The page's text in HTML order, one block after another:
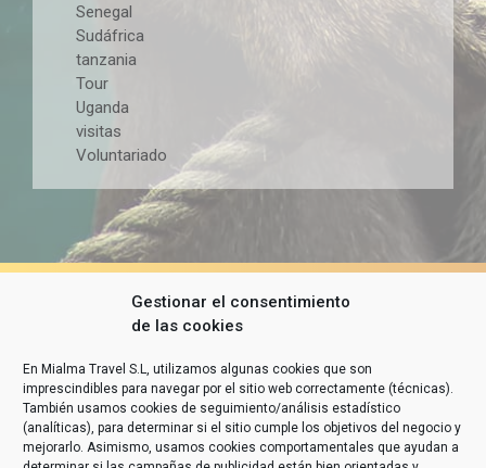
Gestionar el consentimiento
de las cookies
En Mialma Travel S.L, utilizamos algunas cookies que son
imprescindibles para navegar por el sitio web correctamente (técnicas).
También usamos cookies de seguimiento/análisis estadístico
(analíticas), para determinar si el sitio cumple los objetivos del negocio y
mejorarlo. Asimismo, usamos cookies comportamentales que ayudan a
Senegal
Sudáfrica
tanzania
Tour
Uganda
visitas
Voluntariado